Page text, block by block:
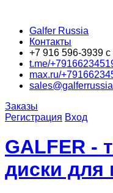
Galfer Russia
Контакты
+7 916 596-3939
t.me/
max.ru/
Заказы
Регистрация Вход
GALFER -
диски